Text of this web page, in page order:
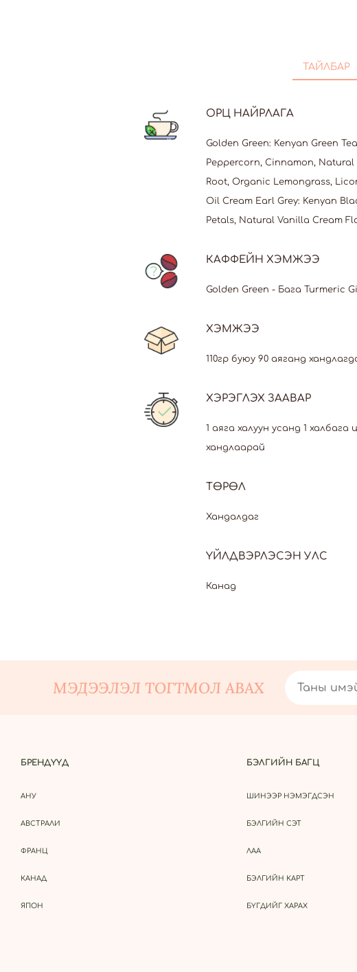
ТАЙЛБАР
ОРЦ НАЙРЛАГА
Golden Green: Kenyan Green
Peppercorn, Cinnamon,
Root, Organic Lemongrass,
Oil Cream Earl Grey: Kenyan
Petals, Natural Vanilla Cream
КАФФЕЙН ХЭМЖЭЭ
Golden Green - Бага Turmeric
ХЭМЖЭЭ
110гр буюу 90 аяганд
ХЭРЭГЛЭХ ЗААВАР
1 аяга халуун усанд 1
хандлаарай
ТӨРӨЛ
Хандалдаг
ҮЙЛДВЭРЛЭСЭН УЛС
Канад
МЭДЭЭЛЭЛ ТОГТМОЛ АВАХ
БРЕНДҮҮД
АНУ
АВСТРАЛИ
ФРАНЦ
КАНАД
ЯПОН
БЭЛГИЙН БАГЦ
ШИНЭЭР НЭМЭГДСЭН
БЭЛГИЙН СЭТ
ЛАА
БЭЛГИЙН КАРТ
БҮГДИЙГ ХАРАХ